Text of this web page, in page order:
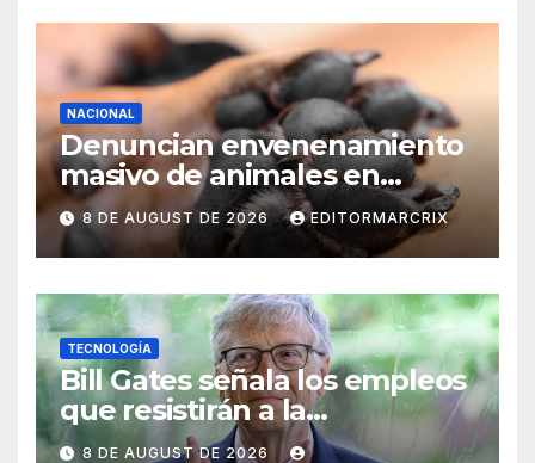
NACIONAL
Denuncian envenenamiento
masivo de animales en
Querétaro
8 DE AUGUST DE 2026 EDITORMARCRIX
TECNOLOGÍA
Bill Gates señala los empleos
que resistirán a la
inteligencia artificial
8 DE AUGUST DE 2026